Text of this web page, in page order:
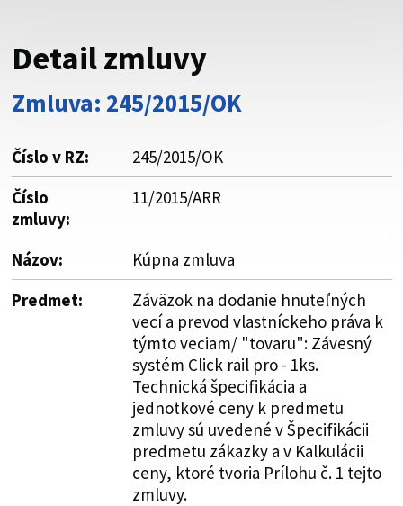
Buďte pozorní a vždy sa uistite, že zdieľate informácie iba
cez zabezpečenú webovú stránku. Zabezpečená stránka
vždy začína https:// pred názvom domény webového sídla.
Detail zmluvy
Zmluva: 245/2015/OK
Číslo v RZ:
245/2015/OK
Číslo
zmluvy:
11/2015/ARR
Názov:
Kúpna zmluva
Predmet:
Záväzok na dodanie hnuteľných
vecí a prevod vlastníckeho práva k
týmto veciam/ "tovaru": Závesný
systém Click rail pro - 1ks.
Technická špecifikácia a
jednotkové ceny k predmetu
zmluvy sú uvedené v Špecifikácii
predmetu zákazky a v Kalkulácii
ceny, ktoré tvoria Prílohu č. 1 tejto
zmluvy.